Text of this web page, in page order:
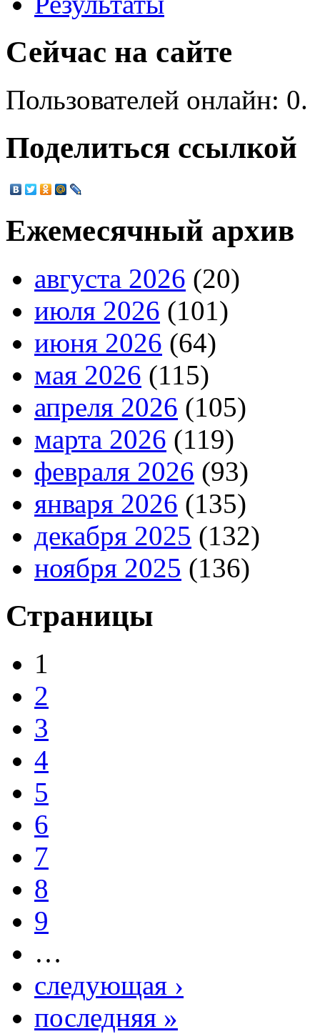
Сейчас на сайте
Пользователей онлайн: 0.
Поделиться ссылкой
Ежемесячный архив
августа 2026 (20)
июля 2026 (101)
июня 2026 (64)
мая 2026 (115)
апреля 2026 (105)
марта 2026 (119)
февраля 2026 (93)
января 2026 (135)
декабря 2025 (132)
ноября 2025 (136)
Страницы
1
2
3
4
5
6
7
8
9
…
следующая ›
последняя »